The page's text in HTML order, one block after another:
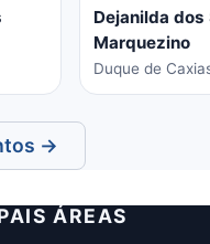
Dejanilda dos
Marquezino
Duque de
→
ÁREAS